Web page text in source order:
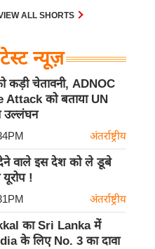
ALL SHORTS
न्यूज़
कड़ी चेतावनी, ADNOC
को बताया UN
उल्लंघन
अंतर्राष्ट्रीय
वाले इस देश को ले डूबे
!
अंतर्राष्ट्रीय
का Sri Lanka में
के लिए No. 3 का दावा